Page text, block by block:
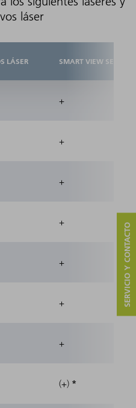
láser
LÁSER SMART VIEW
+
+
+
+
+
+
+
(+) *
SERVICIO Y CONTACTO